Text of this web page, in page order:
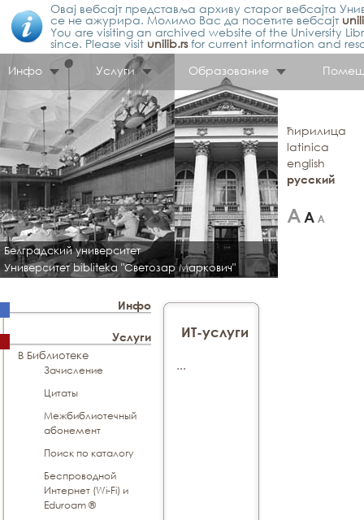
Овај вебсајт представља архиву старог вебсајта
се не ажурира. Молимо Вас да посетите вебсајт
You are visiting an archived website of the University
since. Please visit unilib.rsfor current information and
Инфо
Услуги Образование
Белградский университет
Университет bibliteka "Светозар Маркович"
ћирилица
latinica
english
русский
Инфо
Услуги
В Библиотеке
Зачисление
Цитаты
Межбиблиотечный
абонемент
Поиск по каталогу
Беспроводной
Интернет (Wi-Fi) и
Eduroam ®
ИТ-услуги
...